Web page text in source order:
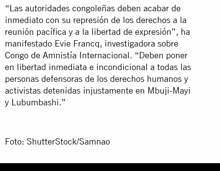
“Las autoridades congoleñas deben acabar de
inmediato con su represión de los derechos a la
reunión pacífica y a la libertad de expresión”, ha
manifestado Evie Francq, investigadora sobre
Congo de Amnistía Internacional. “Deben poner
en libertad inmediata e incondicional a todas las
personas defensoras de los derechos humanos y
activistas detenidas injustamente en Mbuji-Mayi
y Lubumbashi.”
Foto: ShutterStock/Samnao